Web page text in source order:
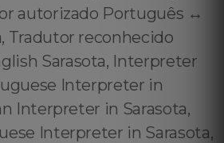
autorizado Português ↔️
Tradutor reconhecido
Sarasota, Interpreter
Interpreter in
Interpreter in Sarasota,
Interpreter in Sarasota,